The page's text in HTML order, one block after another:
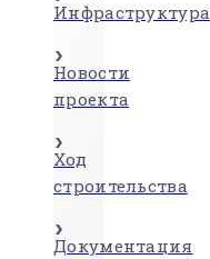
Инфраструктура
Новости
проекта
Ход
строительства
Документация